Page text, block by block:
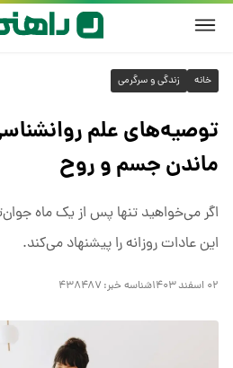
خانه زندگی و سرگرمی
توصیه‌های علم
ماندن جسم و روح
اگر می‌خواهید تنها پس از یک ماه
این عادات روزانه را پیشنهاد می‌کند.
۰۲ اسفند ۱۴۰۳ شناسه خبر: ۴۳۸۴۸۷